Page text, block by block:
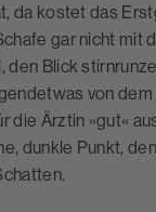
da kostet das
gar nicht mit
den Blick
von
die Ärztin »gut«
dunkle Punkt,